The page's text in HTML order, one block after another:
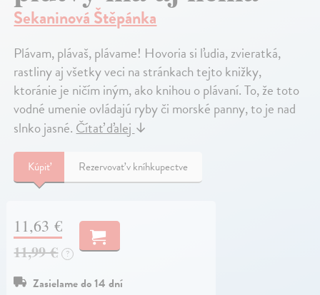
Sekaninová Štěpánka
Plávam, plávaš, plávame! Hovoria si ľudia, zvieratká,
rastliny aj všetky veci na stránkach tejto knižky,
ktoránie je ničím iným, ako knihou o plávaní. To, že toto
vodné umenie ovládajú ryby či morské panny, to je nad
slnko jasné. Čítať ďalej ↓
Kúpiť Rezervovať v kníhkupectve
11,63 €
11,99 € ?
Zasielame do 14 dní